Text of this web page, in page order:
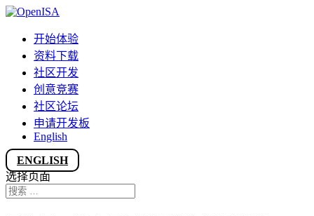
开始体验
资料下载
社区开发
创意竞赛
社区论坛
申请开发板
English
ENGLISH
选择页面